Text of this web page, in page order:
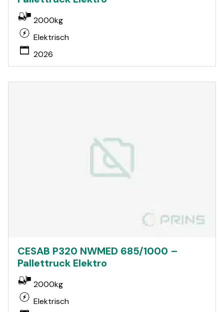
2000kg
Elektrisch
2026
CESAB P320 NWMED 685/1000 –
Pallettruck Elektro
2000kg
Elektrisch